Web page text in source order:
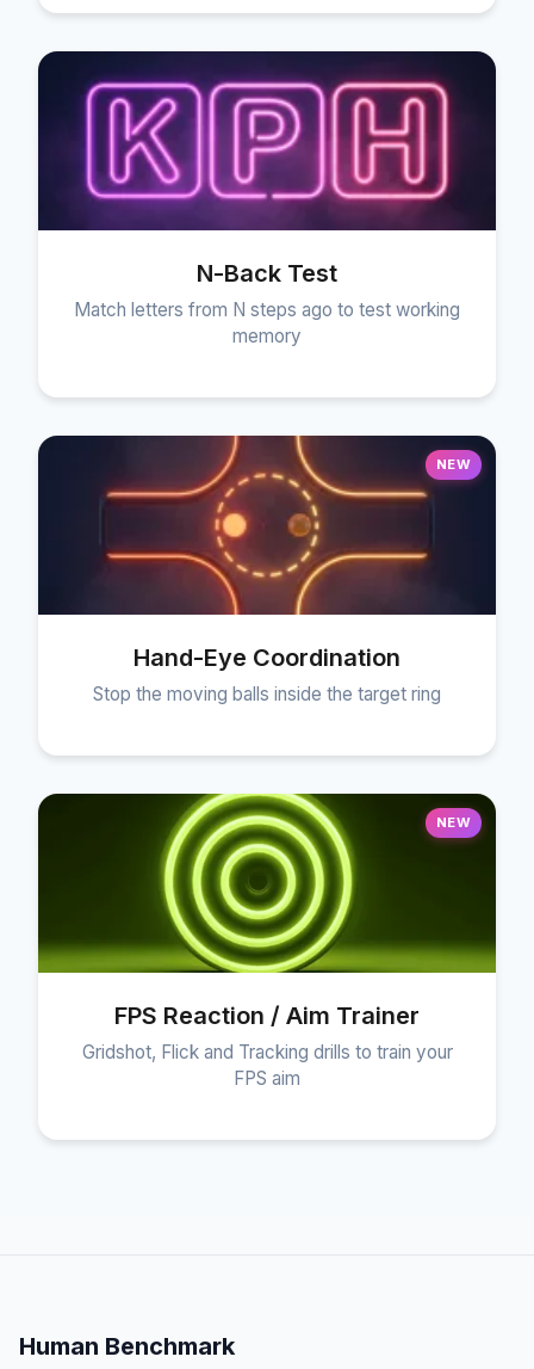
N-Back Test
Match letters from N steps ago to test working
memory
NEW
Hand-Eye Coordination
Stop the moving balls inside the target ring
NEW
FPS Reaction / Aim Trainer
Gridshot, Flick and Tracking drills to train your
FPS aim
Human Benchmark